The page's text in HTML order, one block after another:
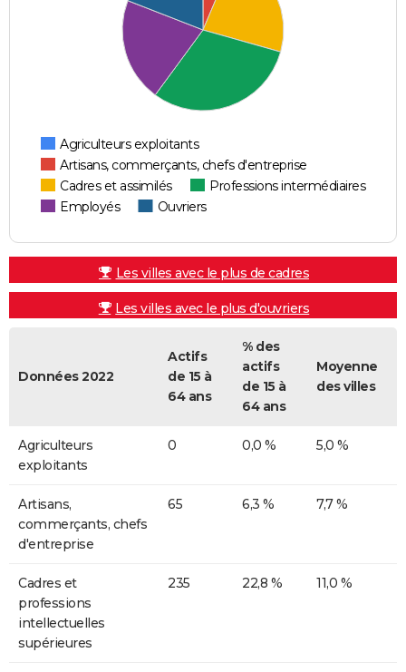
Agriculteurs exploitants
Artisans, commerçants, chefs d'entreprise
Cadres et assimilés
Professions intermédiaires
Employés
Ouvriers
Les villes avec le plus de cadres
Les villes avec le plus d'ouvriers
Données 2022
Actifs
de 15 à
64 ans
% des
actifs
de 15 à
64 ans
Moyenne
des villes
Agriculteurs
exploitants
0 0,0 % 5,0 %
Artisans,
commerçants, chefs
d'entreprise
65 6,3 % 7,7 %
Cadres et
professions
intellectuelles
supérieures
235 22,8 % 11,0 %